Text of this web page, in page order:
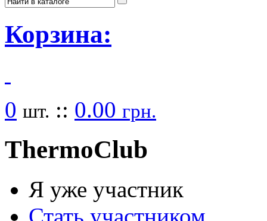
Корзина:
0 шт. :: 0.00 грн.
ThermoClub
Я уже участник